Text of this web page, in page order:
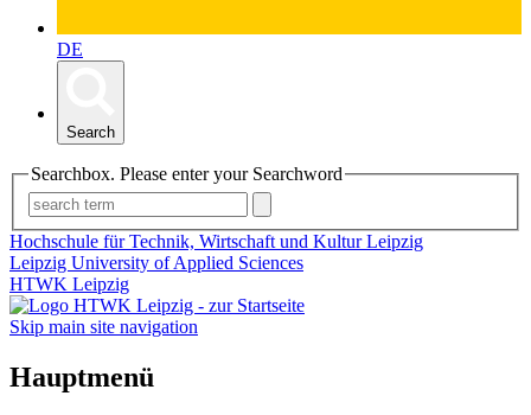
DE
Search
Searchbox. Please enter your Searchword
Hochschule für Technik, Wirtschaft und Kultur Leipzig
Leipzig University of Applied Sciences
HTWK Leipzig
Skip main site navigation
Hauptmenü